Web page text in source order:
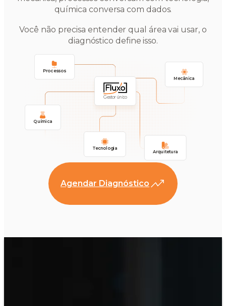
Processos
Gestor único
Mecânica
Tecnologia
Arquitetura
Química
química conversa com dados.
Você não precisa entender qual área vai usar, o
diagnóstico define isso.
Agendar Diagnóstico